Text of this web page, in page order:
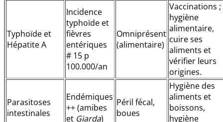
Typhoïde et
Hépatite A
Incidence
typhoïde et
fièvres
entériques
# 15 p
100.000/an
Omniprésent
(alimentaire)
Vaccinations ;
hygiène
alimentaire,
cuire ses
aliments et
vérifier leurs
origines.
Parasitoses
intestinales
Endémiques
++ (amibes
et Giarda)
Péril fécal,
boues
Hygiène des
aliments et
boissons,
hygiène